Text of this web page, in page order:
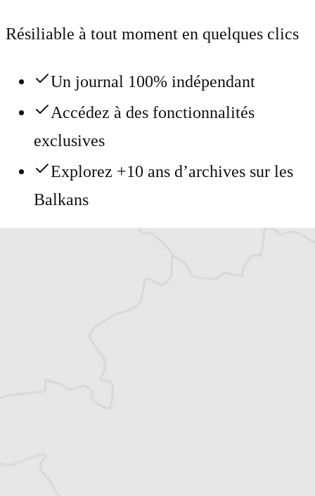
Résiliable à tout moment en quelques clics
Un journal 100% indépendant
Accédez à des fonctionnalités
exclusives
Explorez +10 ans d’archives sur les
Balkans